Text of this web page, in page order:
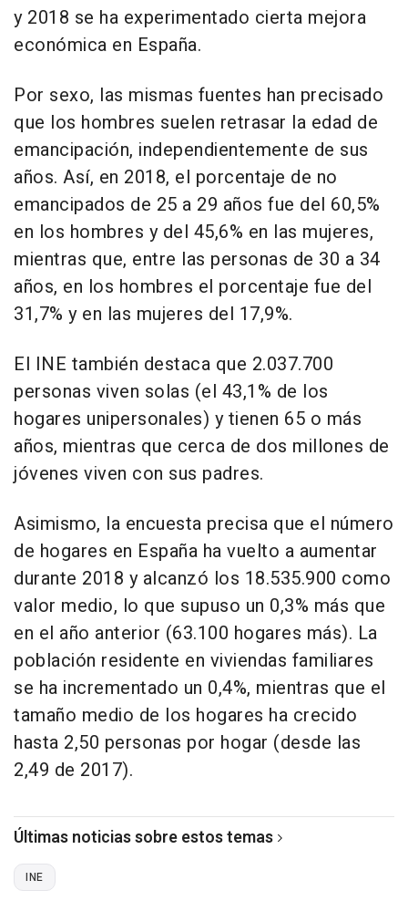
y 2018 se ha experimentado cierta mejora
económica en España.
Por sexo, las mismas fuentes han precisado
que los hombres suelen retrasar la edad de
emancipación, independientemente de sus
años. Así, en 2018, el porcentaje de no
emancipados de 25 a 29 años fue del 60,5%
en los hombres y del 45,6% en las mujeres,
mientras que, entre las personas de 30 a 34
años, en los hombres el porcentaje fue del
31,7% y en las mujeres del 17,9%.
El INE también destaca que 2.037.700
personas viven solas (el 43,1% de los
hogares unipersonales) y tienen 65 o más
años, mientras que cerca de dos millones de
jóvenes viven con sus padres.
Asimismo, la encuesta precisa que el número
de hogares en España ha vuelto a aumentar
durante 2018 y alcanzó los 18.535.900 como
valor medio, lo que supuso un 0,3% más que
en el año anterior (63.100 hogares más). La
población residente en viviendas familiares
se ha incrementado un 0,4%, mientras que el
tamaño medio de los hogares ha crecido
hasta 2,50 personas por hogar (desde las
2,49 de 2017).
Últimas noticias sobre estos temas
INE